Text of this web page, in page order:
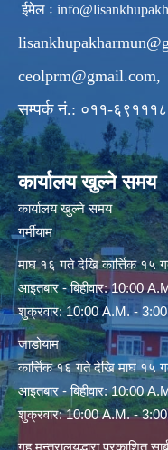
ईमेल ः
ceolprm@gmail.com,
सम्पर्क नं.: ०११-६९१११८
कार्यालय खुल्ने समय
कार्यालय खुल्ने समय
गर्मीयाम
माघ १६ गते देखि कार्त्तिक १५
आइतबार - बिहीवार: 10:00
शुक्रवार: 10:00 A.M. -
जाडोयाम
कार्त्तिक १६ गते देखि माघ १५
आइतबार - बिहीवार: 10:00
शुक्रवार: 10:00 A.M. -
गृह मन्त्रालयद्धारा प्रकाशित